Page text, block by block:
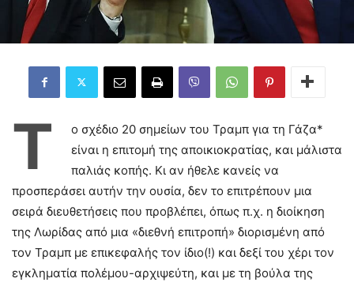
Τ
ο σχέδιο 20 σημείων του Τραμπ για τη Γάζα*
είναι η επιτομή της αποικιοκρατίας, και μάλιστα
παλιάς κοπής. Κι αν ήθελε κανείς να
προσπεράσει αυτήν την ουσία, δεν το επιτρέπουν μια
σειρά διευθετήσεις που προβλέπει, όπως π.χ. η διοίκηση
της Λωρίδας από μια «διεθνή επιτροπή» διορισμένη από
τον Τραμπ με επικεφαλής τον ίδιο(!) και δεξί του χέρι τον
εγκληματία πολέμου-αρχιψεύτη, και με τη βούλα της